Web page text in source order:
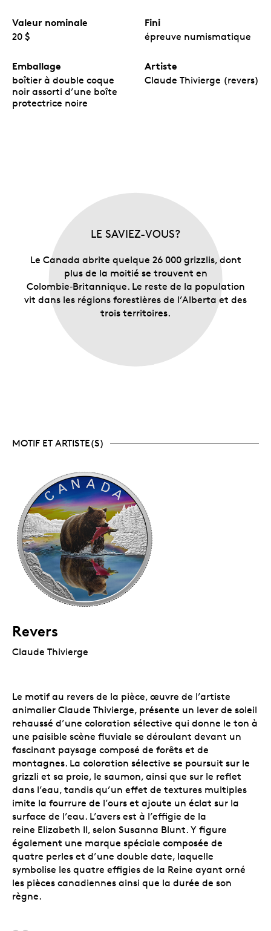
Valeur nominale
20 $
Fini
épreuve numismatique
Emballage
boîtier à double coque
noir assorti d’une boîte
protectrice noire
Artiste
Claude Thivierge (revers)
LE SAVIEZ-VOUS?
Le Canada abrite quelque 26 000 grizzlis, dont
plus de la moitié se trouvent en
Colombie‑Britannique. Le reste de la population
vit dans les régions forestières de l’Alberta et des
trois territoires.
MOTIF ET ARTISTE(S)
Revers
Claude Thivierge
Le motif au revers de la pièce, œuvre de l’artiste
animalier Claude Thivierge, présente un lever de soleil
rehaussé d’une coloration sélective qui donne le ton à
une paisible scène fluviale se déroulant devant un
fascinant paysage composé de forêts et de
montagnes. La coloration sélective se poursuit sur le
grizzli et sa proie, le saumon, ainsi que sur le reflet
dans l’eau, tandis qu’un effet de textures multiples
imite la fourrure de l’ours et ajoute un éclat sur la
surface de l’eau. L’avers est à l’effigie de la
reine Elizabeth II, selon Susanna Blunt. Y figure
également une marque spéciale composée de
quatre perles et d’une double date, laquelle
symbolise les quatre effigies de la Reine ayant orné
les pièces canadiennes ainsi que la durée de son
règne.